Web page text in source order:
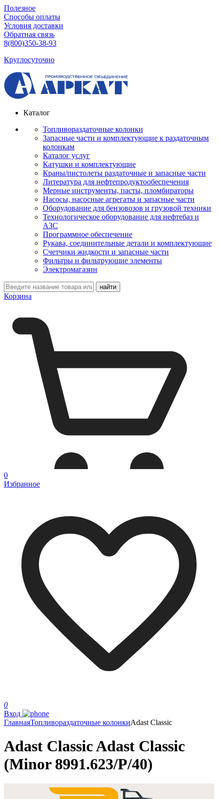
Полезное
Способы оплаты
Условия доставки
Обратная связь
8(800)350-38-93
Круглосуточно
Каталог
Топливораздаточные колонки
Запасные части и комплектующие к раздаточным
колонкам
Каталог услуг
Катушки и комплектующие
Краны/пистолеты раздаточные и запасные части
Литература для нефтепродуктообеспечения
Мерные инструменты, пасты, пломбираторы
Насосы, насосные агрегаты и запасные части
Оборудование для бензовозов и грузовой техники
Технологическое оборудование для нефтебаз и
АЗС
Программное обеспечение
Рукава, соединительные детали и комплектующие
Счетчики жидкости и запасные части
Фильтры и фильтрующие элементы
Электромагазин
Корзина
0
Избранное
0
Вход
ГлавнаяТопливораздаточные колонкиAdast Classic
Adast Classic Adast Classic
(Minor 8991.623/P/40)